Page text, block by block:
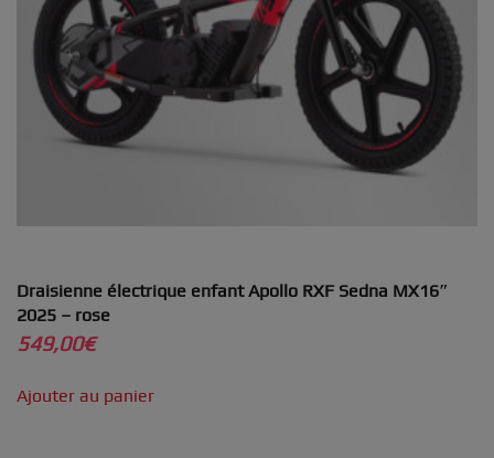
Draisienne électrique enfant Apollo RXF Sedna MX16″
2025 – rose
549,00€
Ajouter au panier